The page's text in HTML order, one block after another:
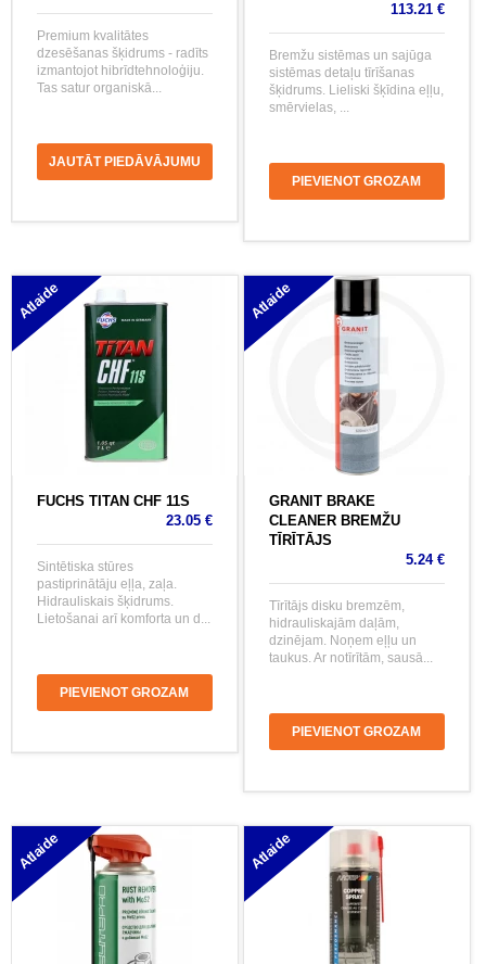
Premium kvalitātes
dzesēšanas šķidrums - radīts
izmantojot hibrīdtehnoloģiju.
Tas satur organiskā...
JAUTĀT PIEDĀVĀJUMU
113.21 €
Bremžu sistēmas un sajūga
sistēmas detaļu tīrīšanas
šķidrums. Lieliski šķīdina eļļu,
smērvielas, ...
PIEVIENOT GROZAM
Atlaide
FUCHS TITAN CHF 11S
23.05 €
Sintētiska stūres
pastiprinātāju eļļa, zaļa.
Hidrauliskais šķidrums.
Lietošanai arī komforta un d...
PIEVIENOT GROZAM
Atlaide
GRANIT BRAKE
CLEANER BREMŽU
TĪRĪTĀJS
5.24 €
Tīrītājs disku bremzēm,
hidrauliskajām daļām,
dzinējam. Noņem eļļu un
taukus. Ar notīrītām, sausā...
PIEVIENOT GROZAM
Atlaide Atlaide